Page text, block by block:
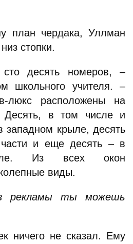
план чердака, Уллман
стопки.
десять номеров, –
школьного учителя. –
люкс расположены на
Десять, в том числе и
западном крыле, десять
и еще десять – в
Из всех окон
виды.
рекламы ты можешь
ничего не сказал. Ему